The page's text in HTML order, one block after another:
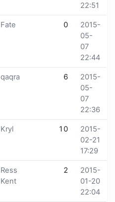
22:51
Fate 0
2015-
05-
07
22:44
qaqra 6
2015-
05-
07
22:36
Kryl 10
2015-
02-21
17:29
Ress
Kent
2
2015-
01-20
22:04